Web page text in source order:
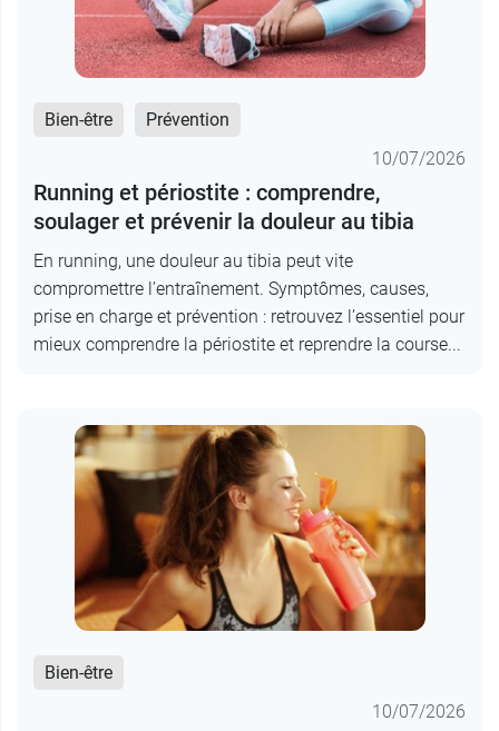
Bien-être
Prévention
10/07/2026
Running et périostite : comprendre,
soulager et prévenir la douleur au tibia
En running, une douleur au tibia peut vite
compromettre l’entraînement. Symptômes, causes,
prise en charge et prévention : retrouvez l’essentiel pour
mieux comprendre la périostite et reprendre la course...
Bien-être
10/07/2026